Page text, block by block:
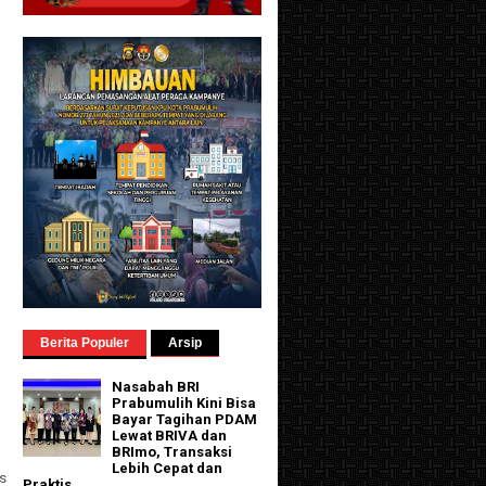
Berita Populer Arsip
Nasabah BRI
Prabumulih Kini Bisa
Bayar Tagihan PDAM
Lewat BRIVA dan
BRImo, Transaksi
Lebih Cepat dan